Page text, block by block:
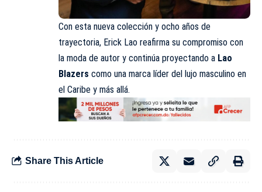
Con esta nueva colección y ocho años de
trayectoria, Erick Lao reafirma su compromiso con
la moda de autor y continúa proyectando a Lao
Blazers como una marca líder del lujo masculino en
el Caribe y más allá.
Share This Article